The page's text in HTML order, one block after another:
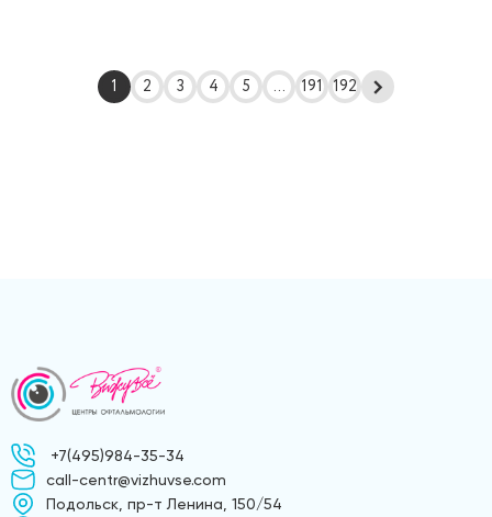
1 2 3 4 5 ... 191 192
+7(495)984-35-34
call-centr@vizhuvse.com
Подольск, пр-т Ленина, 150/54